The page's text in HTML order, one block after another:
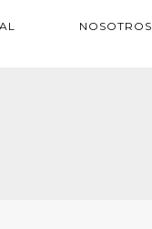
NOSOTROS